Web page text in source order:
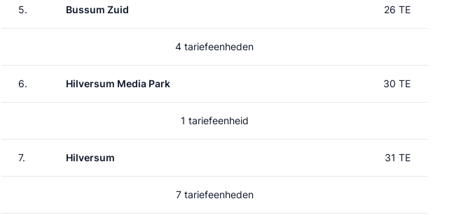
5. Bussum Zuid 26 TE
4 tariefeenheden
6. Hilversum Media Park 30 TE
1 tariefeenheid
7. Hilversum 31 TE
7 tariefeenheden